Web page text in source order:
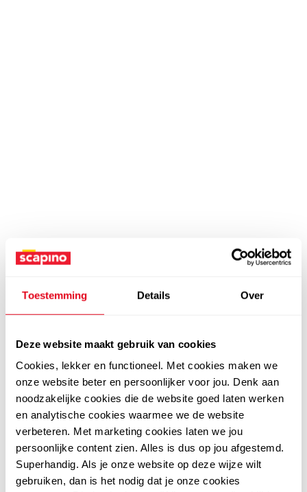
Toestemming Details Over
Deze website maakt gebruik van cookies
Cookies, lekker en functioneel. Met cookies maken we
onze website beter en persoonlijker voor jou. Denk aan
noodzakelijke cookies die de website goed laten werken
en analytische cookies waarmee we de website
verbeteren. Met marketing cookies laten we jou
persoonlijke content zien. Alles is dus op jou afgestemd.
Superhandig. Als je onze website op deze wijze wilt
gebruiken, dan is het nodig dat je onze cookies